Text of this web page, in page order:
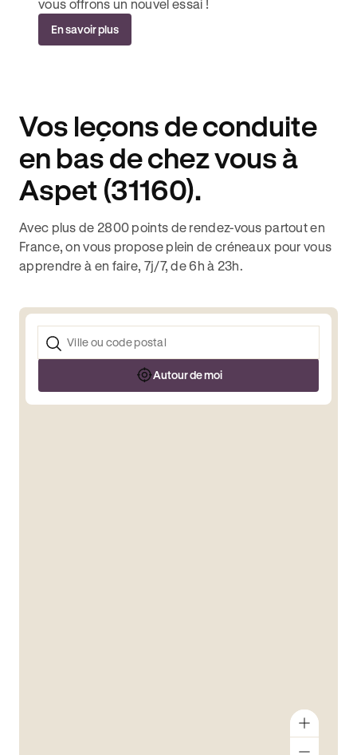
vous offrons un nouvel essai !
En savoir plus
Vos leçons de conduite
en bas de chez vous à
Aspet (31160).
Avec plus de 2800 points de rendez-vous partout en
France, on vous propose plein de créneaux pour vous
apprendre à en faire, 7j/7, de 6h à 23h.
Autour de moi